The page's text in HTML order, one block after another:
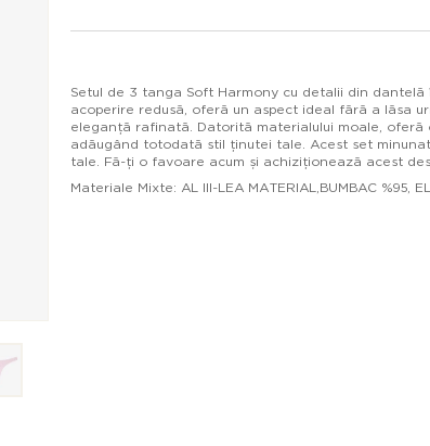
Setul de 3 tanga Soft Harmony cu detalii din
acoperire redusă, oferă un aspect ideal fără a lăsa
eleganță rafinată. Datorită materialului moale, oferă
adăugând totodată stil ținutei tale. Acest set
tale. Fă-ți o favoare acum și achiziționează acest
Materiale Mixte: AL III-LEA MATERIAL,BUMBAC %95,